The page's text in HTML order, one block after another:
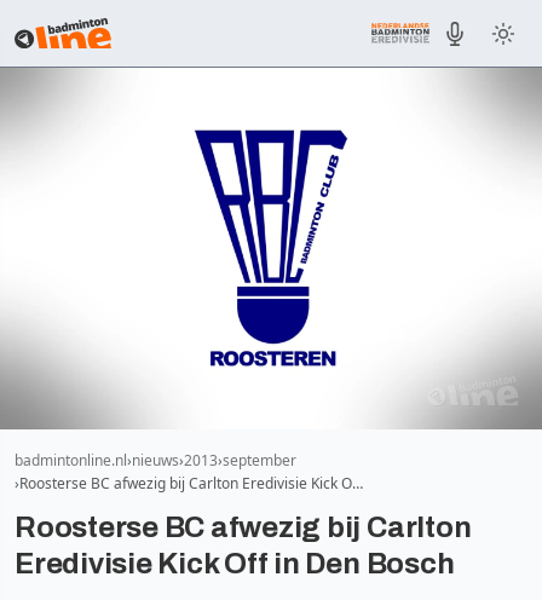
badmintonline.nl nieuws 2013 september
Roosterse BC afwezig bij Carlton Eredivisie Kick O…
Roosterse BC afwezig bij Carlton
Eredivisie Kick Off in Den Bosch